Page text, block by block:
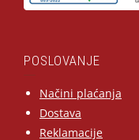
POSLOVANJE
Načini plaćanja
Dostava
Reklamacije